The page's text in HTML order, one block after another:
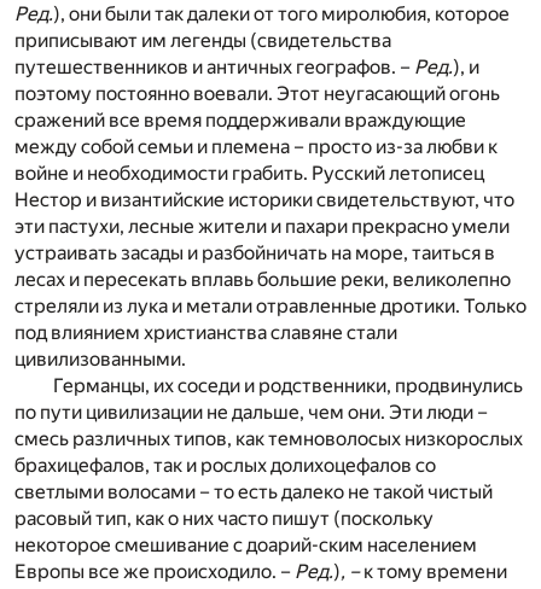
Ред.), они были так далеки от того миролюбия, которое
приписывают им легенды (свидетельства
путешественников и античных географов. – Ред.), и
поэтому постоянно воевали. Этот неугасающий огонь
сражений все время поддерживали враждующие
между собой семьи и племена – просто из-за любви к
войне и необходимости грабить. Русский летописец
Нестор и византийские историки свидетельствуют, что
эти пастухи, лесные жители и пахари прекрасно умели
устраивать засады и разбойничать на море, таиться в
лесах и пересекать вплавь большие реки, великолепно
стреляли из лука и метали отравленные дротики. Только
под влиянием христианства славяне стали
цивилизованными.
Германцы, их соседи и родственники, продвинулись
по пути цивилизации не дальше, чем они. Эти люди –
смесь различных типов, как темноволосых низкорослых
брахицефалов, так и рослых долихоцефалов со
светлыми волосами – то есть далеко не такой чистый
расовый тип, как о них часто пишут (поскольку
некоторое смешивание с доарий-ским населением
Европы все же происходило. – Ред.), –к тому времени